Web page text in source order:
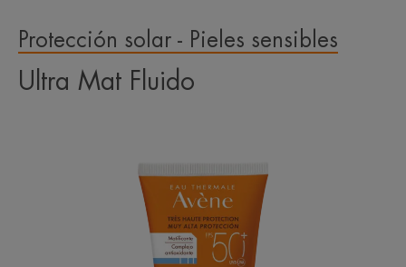
Protección solar - Pieles sensibles
Ultra Mat Fluido